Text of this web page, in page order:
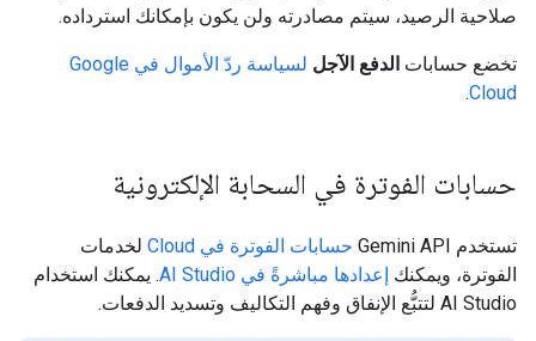
صلاحية الرصيد، سيتم مصادرته ولن يكون بإمكانك استرداده.
تخضع حسابات الدفع الآجل
لسياسة ردّ الأموال في Google
Cloud
.
حسابات الفوترة في السحابة الإلكترونية
تستخدم Gemini API حسابات الفوترة في Cloud
لخدمات
الفوترة، ويمكنك إعدادها مباشرةً في AI Studio
. يمكنك استخدام
AI Studio لتتبُّع الإنفاق وفهم التكاليف وتسديد الدفعات.